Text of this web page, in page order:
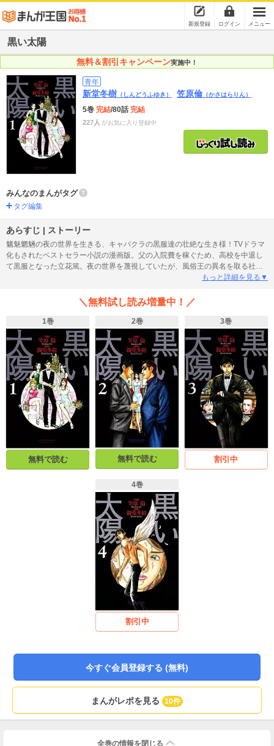
新規登録 ログイン メニュー
黒い太陽
無料＆割引キャンペーン実施中！
青年
新堂冬樹 （しんどうふゆき） 笠原倫 （かさはらりん）
5巻 完結/80話完結
227人 がお気に入り登録中
みんなのまんがタグ
タグ編集
あらすじ | ストーリー
魑魅魍魎の夜の世界を生きる、キャバクラの黒服達の壮絶な生き様！TVドラマ
化もされたベストセラー小説の漫画版。父の入院費を稼ぐため、高校を中退し
て黒服となった立花篤。夜の世界を蔑視していたが、風俗王の異名を取る社長
の藤堂猛は、「お前は夜の世界でしか生きられない人間だ」と言い放つ。藤堂
と再起を繰り返しながら、やがて「黒く」成長していく…。
もっと詳細を見る▼
＼無料試し読み増量中！／
1巻
無料で読む
2巻
無料で読む
3巻
割引中
4巻
割引中
今すぐ会員登録する (無料)
まんがレポを見る 10件
全巻の情報を 閉じる